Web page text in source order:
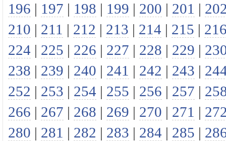
196 | 197 | 198 | 199 | 200 | 201 |
210 | 211 | 212 | 213 | 214 | 215 |
224 | 225 | 226 | 227 | 228 | 229 |
238 | 239 | 240 | 241 | 242 | 243 |
252 | 253 | 254 | 255 | 256 | 257 |
266 | 267 | 268 | 269 | 270 | 271 |
280 | 281 | 282 | 283 | 284 | 285 |